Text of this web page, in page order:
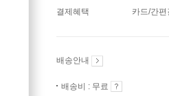
결제혜택 카드/간
배송안내
배송비 : 무료